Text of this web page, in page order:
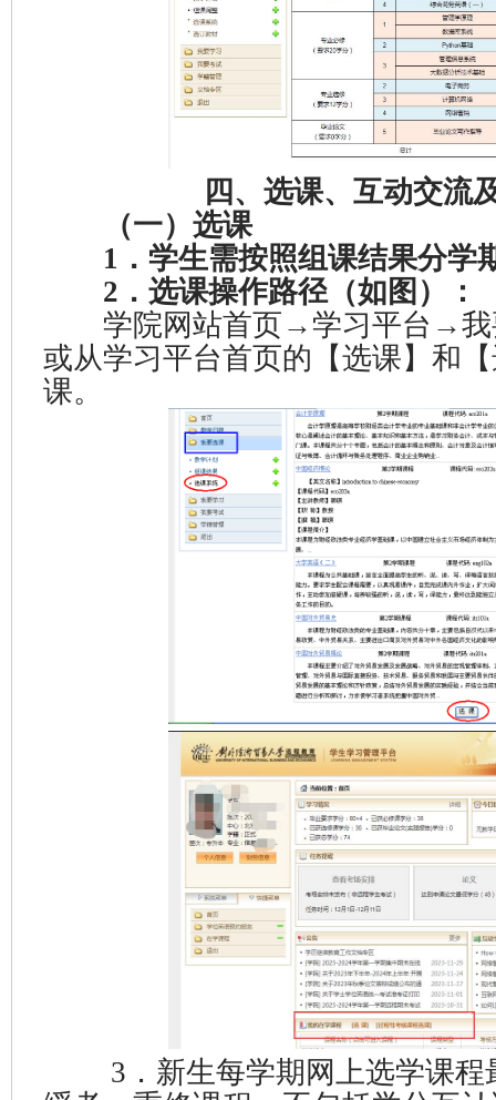
四、选课、互动交流
（一）选课
1．学生需按照组课结果分学
2．选课操作路径（如图）：
学院网站首页→学习平台→我
或从学习平台首页的【选课】和
课。
3．新生每学期网上选学课程